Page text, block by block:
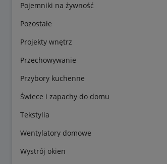
Pojemniki na żywność
Pozostałe
Projekty wnętrz
Przechowywanie
Przybory kuchenne
Świece i zapachy do domu
Tekstylia
Wentylatory domowe
Wystrój okien